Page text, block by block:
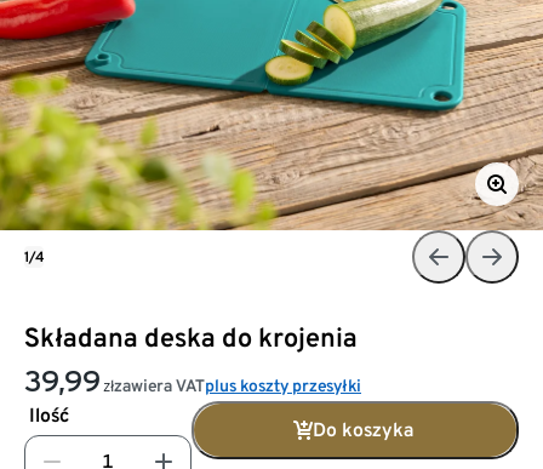
Składana deska do krojenia
39,99 złzawiera VATplus koszty przesyłki
Ilość
Do koszyka
1/4